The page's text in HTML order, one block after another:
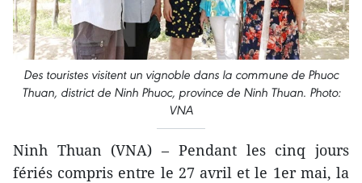
Des touristes visitent un vignoble dans la commune de Phuoc
Thuan, district de Ninh Phuoc, province de Ninh Thuan. Photo:
VNA
Ninh Thuan (VNA) – Pendant les cinq jours
fériés compris entre le 27 avril et le 1er mai, la